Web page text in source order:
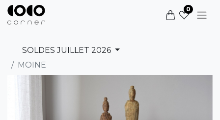
0
SOLDES JUILLET 2026
MOINE